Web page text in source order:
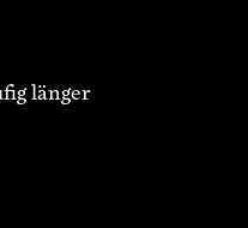
länger